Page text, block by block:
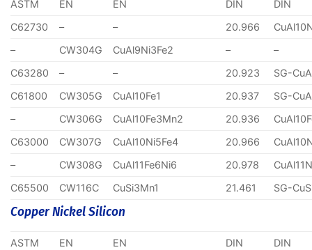
ASTM EN EN DIN
DIN
C62730
– – 20.966
–
CW304G CuAl9Ni3Fe2 –
–
C63280
– – 20.923
SG-
C61800
CW305G CuAl10Fe1 20.937
SG-
–
CW306G CuAl10Fe3Mn2 20.936
C63000
CW307G CuAl10Ni5Fe4 20.966
–
CW308G CuAl11Fe6Ni6 20.978
C65500
CW116C CuSi3Mn1 21.461 SG-
Copper Nickel Silicon
ASTM EN EN DIN
DIN